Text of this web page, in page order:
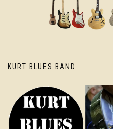
KURT BLUES BAND